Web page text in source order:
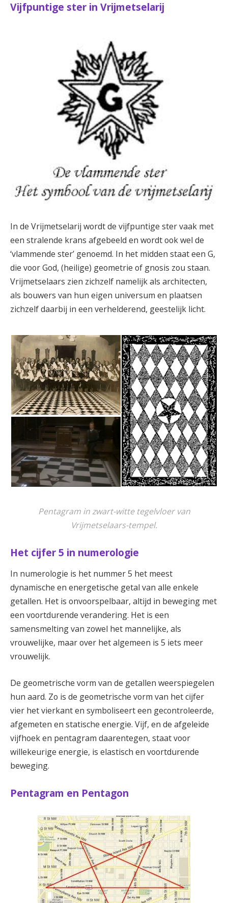
Vijfpuntige ster in Vrijmetselarij
In de Vrijmetselarij wordt de vijfpuntige ster vaak met
een stralende krans afgebeeld en wordt ook wel de
‘vlammende ster’ genoemd. In het midden staat een G,
die voor God, (heilige) geometrie of gnosis zou staan.
Vrijmetselaars zien zichzelf namelijk als architecten,
als bouwers van hun eigen universum en plaatsen
zichzelf daarbij in een verhelderend, geestelijk licht.
Pentagram in zwart-witte tegelvloer van
Vrijmetselaars-tempel.
Het cijfer 5 in numerologie
In numerologie is het nummer 5 het meest
dynamische en energetische getal van alle enkele
getallen. Het is onvoorspelbaar, altijd in beweging met
een voortdurende verandering. Het is een
samensmelting van zowel het mannelijke, als
vrouwelijke, maar over het algemeen is 5 iets meer
vrouwelijk.
De geometrische vorm van de getallen weerspiegelen
hun aard. Zo is de geometrische vorm van het cijfer
vier het vierkant en symboliseert een gecontroleerde,
afgemeten en statische energie. Vijf, en de afgeleide
vijfhoek en pentagram daarentegen, staat voor
willekeurige energie, is elastisch en voortdurende
beweging.
Pentagram en Pentagon